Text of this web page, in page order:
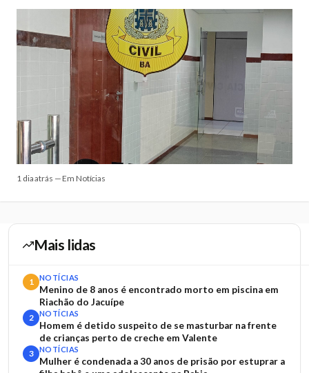
1 dia atrás — Em Notícias
Mais lidas
1 NOTÍCIAS
Menino de 8 anos é encontrado morto em piscina em
Riachão do Jacuípe
2 NOTÍCIAS
Homem é detido suspeito de se masturbar na frente
de crianças perto de creche em Valente
3 NOTÍCIAS
Mulher é condenada a 30 anos de prisão por estuprar a